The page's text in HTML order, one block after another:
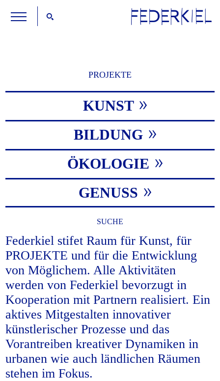
PROJEKTE
KUNST
BILDUNG
ÖKOLOGIE
GENUSS
SUCHE
Federkiel stifet Raum für Kunst, für
PROJEKTE und für die Entwicklung
von Möglichem. Alle Aktivitäten
werden von Federkiel bevorzugt in
Kooperation mit Partnern realisiert. Ein
aktives Mitgestalten innovativer
künstlerischer Prozesse und das
Vorantreiben kreativer Dynamiken in
urbanen wie auch ländlichen Räumen
stehen im Fokus.